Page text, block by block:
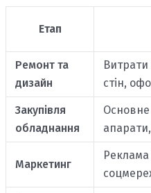
Етап
Ремонт та
дизайн
стін,
Закупівля
обладнання
Основне
Маркетинг